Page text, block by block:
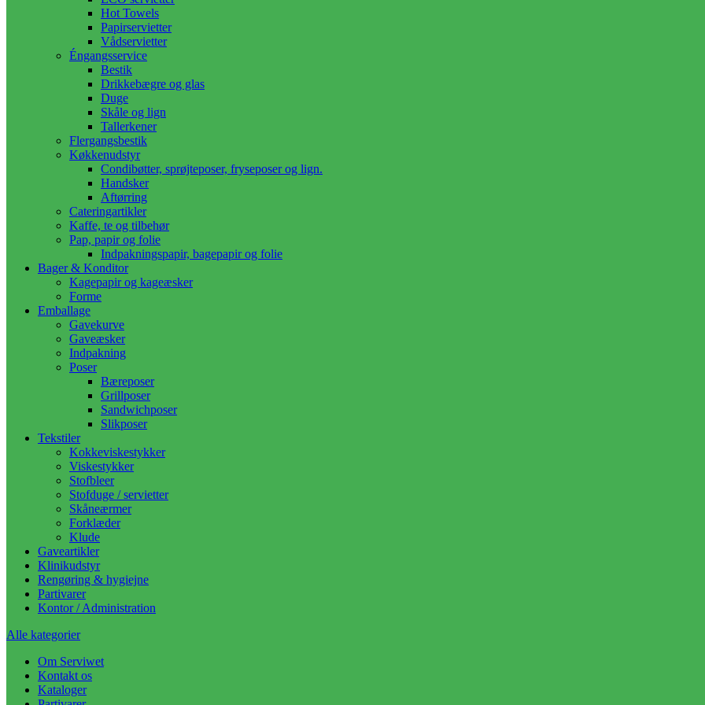
Hot Towels
Papirservietter
Vådservietter
Éngangsservice
Bestik
Drikkebægre og glas
Duge
Skåle og lign
Tallerkener
Flergangsbestik
Køkkenudstyr
Condibøtter, sprøjteposer, fryseposer og lign.
Handsker
Aftørring
Cateringartikler
Kaffe, te og tilbehør
Pap, papir og folie
Indpakningspapir, bagepapir og folie
Bager & Konditor
Kagepapir og kageæsker
Forme
Emballage
Gavekurve
Gaveæsker
Indpakning
Poser
Bæreposer
Grillposer
Sandwichposer
Slikposer
Tekstiler
Kokkeviskestykker
Viskestykker
Stofbleer
Stofduge / servietter
Skåneærmer
Forklæder
Klude
Gaveartikler
Klinikudstyr
Rengøring & hygiejne
Partivarer
Kontor / Administration
Alle kategorier
Om Serviwet
Kontakt os
Kataloger